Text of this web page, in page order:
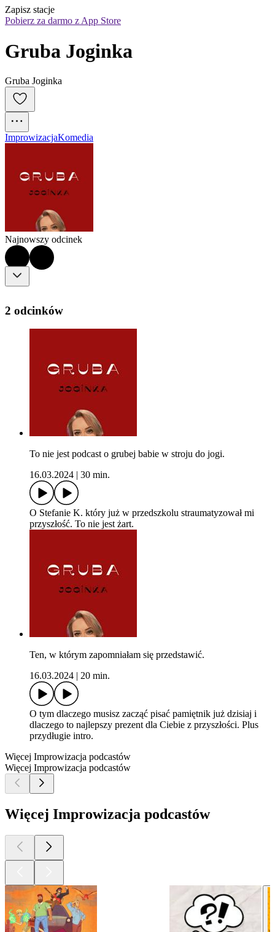
Zapisz stacje
Pobierz za darmo z App Store
Gruba Joginka
Gruba Joginka
ImprowizacjaKomedia
Najnowszy odcinek
2 odcinków
To nie jest podcast o grubej babie w stroju do jogi.
16.03.2024
30 min.
O Stefanie K. który już w przedszkolu straumatyzował mi
przyszłość. To nie jest żart.
Ten, w którym zapomniałam się przedstawić.
16.03.2024
20 min.
O tym dlaczego musisz zacząć pisać pamiętnik już dzisiaj i
dlaczego to najlepszy prezent dla Ciebie z przyszłości. Plus
przydługie intro.
Więcej Improwizacja podcastów
Więcej Improwizacja podcastów
Więcej Improwizacja podcastów